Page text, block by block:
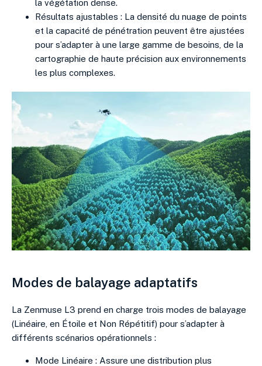
la végétation dense.
Résultats ajustables : La densité du nuage de points
et la capacité de pénétration peuvent être ajustées
pour s’adapter à une large gamme de besoins, de la
cartographie de haute précision aux environnements
les plus complexes.
Modes de balayage adaptatifs
La Zenmuse L3 prend en charge trois modes de balayage
(Linéaire, en Étoile et Non Répétitif) pour s’adapter à
différents scénarios opérationnels :
Mode Linéaire : Assure une distribution plus